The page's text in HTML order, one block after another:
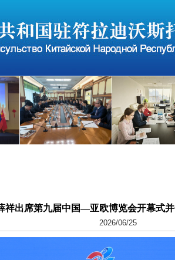
祥出席第九届中国—亚欧博览会开幕式
2026/06/25